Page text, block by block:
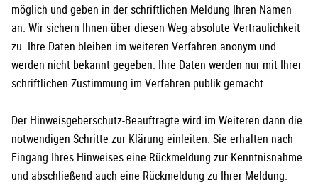
möglich und geben in der schriftlichen Meldung Ihren Namen
an. Wir sichern Ihnen über diesen Weg absolute Vertraulichkeit
zu. Ihre Daten bleiben im weiteren Verfahren anonym und
werden nicht bekannt gegeben. Ihre Daten werden nur mit Ihrer
schriftlichen Zustimmung im Verfahren publik gemacht.
Der Hinweisgeberschutz-Beauftragte wird im Weiteren dann die
notwendigen Schritte zur Klärung einleiten. Sie erhalten nach
Eingang Ihres Hinweises eine Rückmeldung zur Kenntnisnahme
und abschließend auch eine Rückmeldung zu Ihrer Meldung.